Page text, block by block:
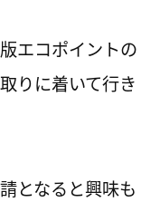
エコポイントの
りに着いて行き
となると興味も